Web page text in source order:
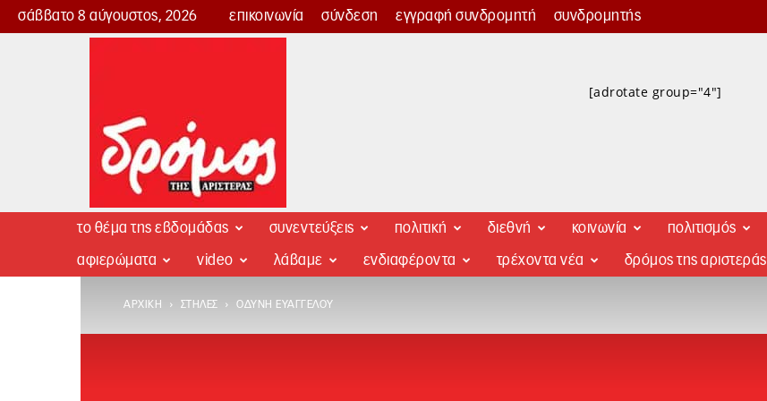
σάββατο 8 αύγουστος, 2026 επικοινωνία σύνδεση εγγραφή συνδρομητή συνδρομητής
Δρόμος
[adrotate group="4"]
το θέμα της εβδομάδας συνεντεύξεις πολιτική διεθνή κοινωνία πολιτισμός
αφιερώματα video λάβαμε ενδιαφέροντα τρέχοντα νέα δρόμος της αριστεράς
ΑΡΧΙΚΉ ΣΤΉΛΕΣ ΟΔΎΝΗ ΕΥΆΓΓΕΛΟΥ